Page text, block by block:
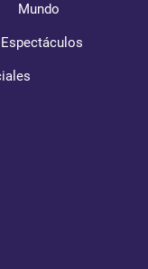
Mundo
Espectáculos